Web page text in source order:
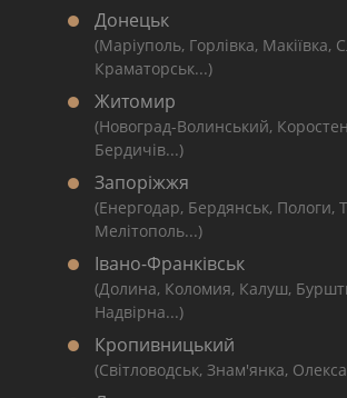
Донецьк
(Маріуполь, Горлівка, Макіївка,
Краматорськ...)
Житомир
(Новоград-Волинський,
Бердичів...)
Запоріжжя
(Енергодар, Бердянськ, Пологи,
Мелітополь...)
Івано-Франківськ
(Долина, Коломия, Калуш,
Надвірна...)
Кропивницький
(Світловодськ, Знам'янка,